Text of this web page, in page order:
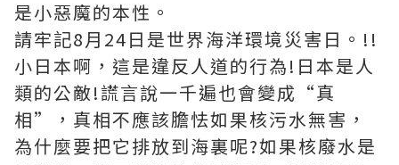
是小惡魔的本性。
請牢記8月24日是世界海洋環境災害日。!!
小日本啊，這是違反人道的行為!日本是人
類的公敵!謊言說一千遍也會變成“真
相”，真相不應該膽怯如果核污水無害，
為什麼要把它排放到海裏呢?如果核廢水是